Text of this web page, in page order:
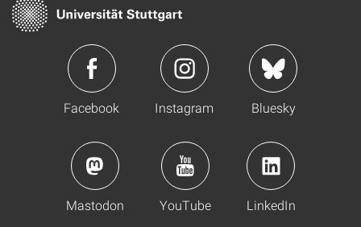
Facebook Instagram Bluesky
Mastodon YouTube LinkedIn